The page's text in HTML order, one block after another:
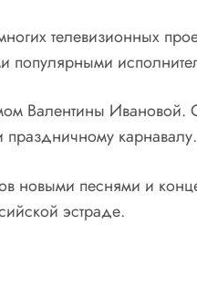
телевизионных
популярными
Валентины Ивановой.
карнавалу.
новыми песнями и
эстраде.